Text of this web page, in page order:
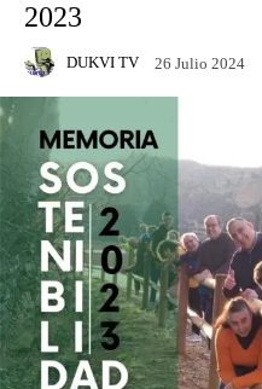
2023
DUKVI TV 26 Julio 2024